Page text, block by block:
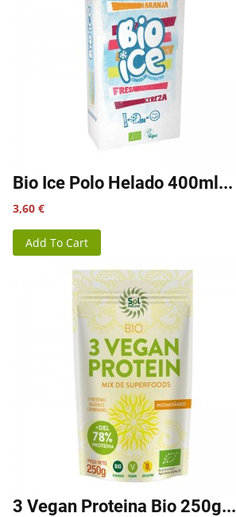
Bio Ice Polo Helado 400ml...
Precio
3,60 €
Add To Cart
3 Vegan Proteina Bio 250g...